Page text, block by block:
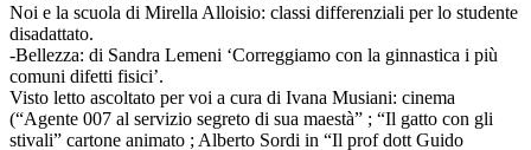
Noi e la scuola di Mirella Alloisio: classi differenziali per lo studente
disadattato.
-Bellezza: di Sandra Lemeni ‘Correggiamo con la ginnastica i più
comuni difetti fisici’.
Visto letto ascoltato per voi a cura di Ivana Musiani: cinema
(“Agente 007 al servizio segreto di sua maestà” ; “Il gatto con gli
stivali” cartone animato ; Alberto Sordi in “Il prof dott Guido